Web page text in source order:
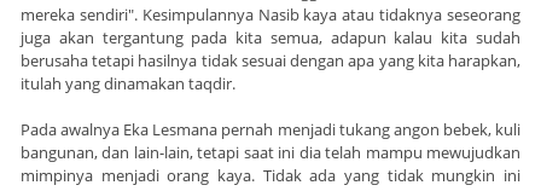
mereka sendiri". Kesimpulannya Nasib kaya atau tidaknya seseorang
juga akan tergantung pada kita semua, adapun kalau kita sudah
berusaha tetapi hasilnya tidak sesuai dengan apa yang kita harapkan,
itulah yang dinamakan taqdir.
Pada awalnya Eka Lesmana pernah menjadi tukang angon bebek, kuli
bangunan, dan lain-lain, tetapi saat ini dia telah mampu mewujudkan
mimpinya menjadi orang kaya. Tidak ada yang tidak mungkin ini